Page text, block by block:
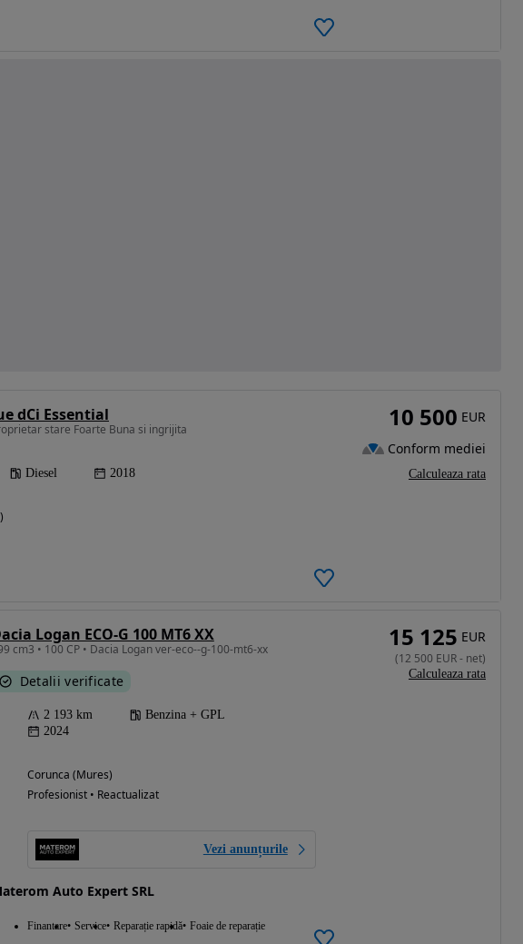
dCi Essential
stare Foarte Buna si ingrijita
Diesel 2018
10 500 EUR
Conform mediei
Calculeaza rata
Logan ECO-G 100 MT6 XX
cm3 • 100 CP • Dacia Logan ver-eco--g-100-mt6-xx
Detalii verificate
2 193 km
Benzina + GPL
2024
Corunca (Mures)
Profesionist • Reactualizat
Vezi anunțurile
Auto Expert SRL
Finantare Service Reparație rapidă Foaie de reparație
15 125 EUR
(12 500 EUR- net)
Calculeaza rata